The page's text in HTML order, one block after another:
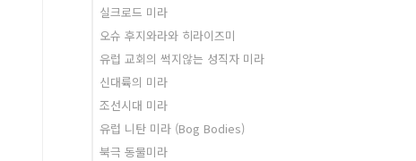
실크로드 미라
오슈 후지와라와 히라이즈미
유럽 교회의 썩지않는 성직자 미라
신대륙의 미라
조선시대 미라
유럽 니탄 미라 (Bog Bodies)
북극 동물미라